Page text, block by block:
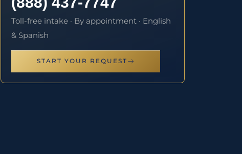
Toll-free intake · By appointment · English
& Spanish
START YOUR REQUEST